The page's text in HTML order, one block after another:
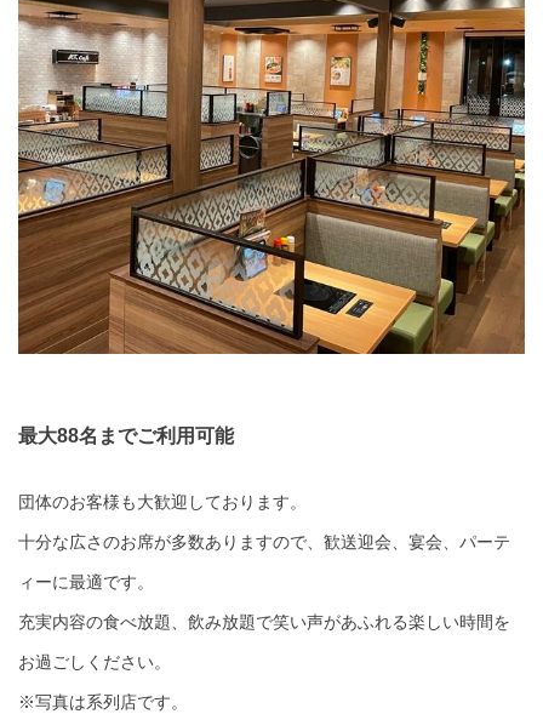
最大88名までご利用可能
団体のお客様も大歓迎しております。
十分な広さのお席が多数ありますので、歓送迎会、宴会、パーテ
ィーに最適です。
充実内容の食べ放題、飲み放題で笑い声があふれる楽しい時間を
お過ごしください。
※写真は系列店です。